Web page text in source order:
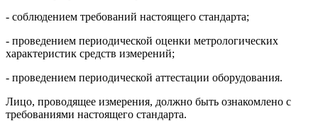
- соблюдением требований настоящего стандарта;
- проведением периодической оценки метрологических
характеристик средств измерений;
- проведением периодической аттестации оборудования.
Лицо, проводящее измерения, должно быть ознакомлено с
требованиями настоящего стандарта.